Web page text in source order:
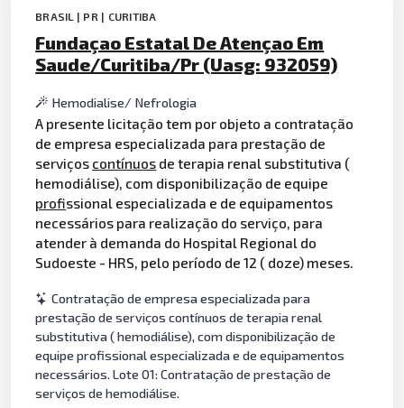
BRASIL | PR | CURITIBA
Fundaçao Estatal De Atençao Em
Saude/Curitiba/Pr (Uasg: 932059)
Hemodialise/ Nefrologia
A presente licitação tem por objeto a contratação
de empresa especializada para prestação de
serviços contínuos de terapia renal substitutiva (
hemodiálise), com disponibilização de equipe
profissional especializada e de equipamentos
necessários para realização do serviço, para
atender à demanda do Hospital Regional do
Sudoeste - HRS, pelo período de 12 ( doze) meses.
Contratação de empresa especializada para
prestação de serviços contínuos de terapia renal
substitutiva ( hemodiálise), com disponibilização de
equipe profissional especializada e de equipamentos
necessários. Lote 01: Contratação de prestação de
serviços de hemodiálise.